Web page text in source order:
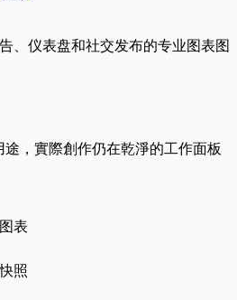
、仪表盘和社交发布的专业图表图
途，實際創作仍在乾淨的工作面板
表
照